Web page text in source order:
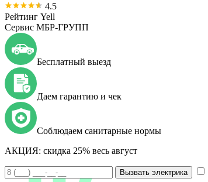
4.5
Рейтинг Yell
Сервис МБР-ГРУПП
Бесплатный выезд
Даем гарантию и чек
Соблюдаем санитарные нормы
АКЦИЯ: скидка 25% весь август
Вызвать электрика